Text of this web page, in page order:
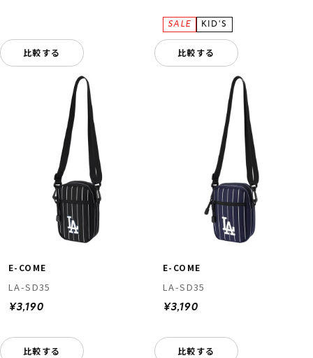
比較する 比較する
E-COME
LA-SD35
¥3,190
比較する
E-COME
LA-SD35
¥3,190
比較する